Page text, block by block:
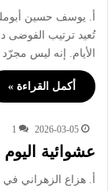
أ. يوسف حسين
تُعيد ترتيب الفوضى
الأيام. إنه ليس
أكمل القراءة »
2026-03-05
1
عشوائية اليوم
أ. هزاع الزهراني